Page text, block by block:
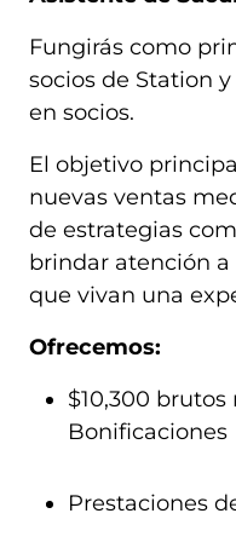
Fungirás como
socios de Station
en socios.
El objetivo
nuevas ventas
de estrategias
brindar atención
que vivan una
Ofrecemos:
$10,300 brutos
Bonificaciones
Prestaciones